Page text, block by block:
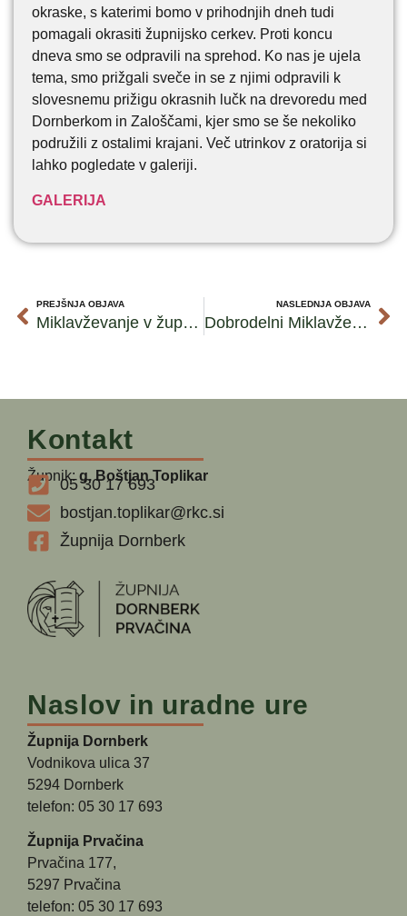
okraske, s katerimi bomo v prihodnjih dneh tudi
pomagali okrasiti župnijsko cerkev. Proti koncu
dneva smo se odpravili na sprehod. Ko nas je ujela
tema, smo prižgali sveče in se z njimi odpravili k
slovesnemu prižigu okrasnih lučk na drevoredu med
Dornberkom in Zaloščami, kjer smo se še nekoliko
podružili z ostalimi krajani. Več utrinkov z oratorija si
lahko pogledate v galeriji.
GALERIJA
PREJŠNJA OBJAVA
Miklavževanje v župniji Dornberk
NASLEDNJA OBJAVA
Dobrodelni Miklavžev koncert
Kontakt
Župnik:g. Boštjan Toplikar
05 30 17 693
bostjan.toplikar@rkc.si
Župnija Dornberk
Naslov in uradne ure
Župnija Dornberk
Vodnikova ulica 37
5294 Dornberk
telefon: 05 30 17 693
Župnija Prvačina
Prvačina 177,
5297 Prvačina
telefon: 05 30 17 693